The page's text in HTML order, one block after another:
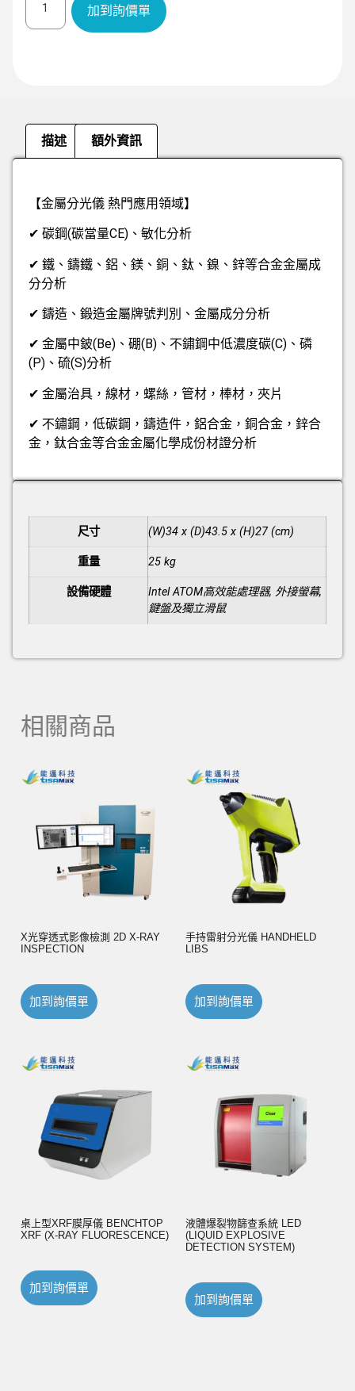
加到詢價單
描述 額外資訊
【金屬分光儀 熱門應用領域】
✔ 碳鋼(碳當量CE)、敏化分析
✔ 鐵、鑄鐵、鋁、鎂、銅、鈦、鎳、鋅等合金金屬成
分分析
✔ 鑄造、鍛造金屬牌號判別、金屬成分分析
✔ 金屬中鈹(Be)、硼(B)、不鏽鋼中低濃度碳(C)、磷
(P)、硫(S)分析
✔ 金屬治具，線材，螺絲，管材，棒材，夾片
✔ 不鏽鋼，低碳鋼，鑄造件，鋁合金，銅合金，鋅合
金，鈦合金等合金金屬化學成份材證分析
尺寸 (W)34 x (D)43.5 x (H)27 (cm)
重量 25 kg
設備硬體
Intel ATOM高效能處理器, 外接螢幕,
鍵盤及獨立滑鼠
相關商品
X光穿透式影像檢測 2D X-RAY
INSPECTION
加到詢價單
手持雷射分光儀 HANDHELD
LIBS
加到詢價單
桌上型XRF膜厚儀 BENCHTOP
XRF (X-RAY FLUORESCENCE)
加到詢價單
液體爆裂物篩查系統 LED
(LIQUID EXPLOSIVE
DETECTION SYSTEM)
加到詢價單